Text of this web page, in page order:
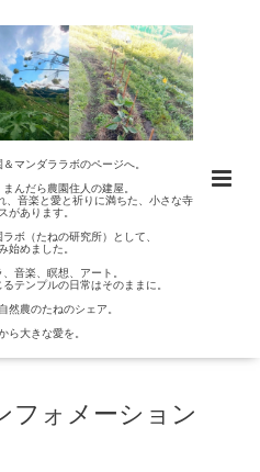
マンダララボのページへ。
んだら農園住人の建屋。
、音楽と愛と祈りに満ちた、小さな寺
があります。
ボ（たねの研究所）として、
始めました。
音楽、瞑想、アート。
テンプルの日常はそのままに。
然農のたねのシェア。
ら大きな愛を。
フォメーション